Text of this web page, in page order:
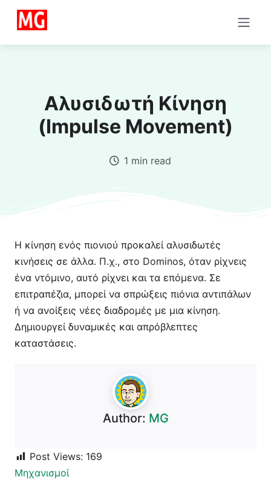
Αλυσιδωτή Κίνηση
(Impulse Movement)
1 min read
Η κίνηση ενός πιονιού προκαλεί αλυσιδωτές
κινήσεις σε άλλα. Π.χ., στο Dominos, όταν ρίχνεις
ένα ντόμινο, αυτό ρίχνει και τα επόμενα. Σε
επιτραπέζια, μπορεί να σπρώξεις πιόνια αντιπάλων
ή να ανοίξεις νέες διαδρομές με μια κίνηση.
Δημιουργεί δυναμικές και απρόβλεπτες
καταστάσεις.
Author: MG
Post Views: 169
Μηχανισμοί